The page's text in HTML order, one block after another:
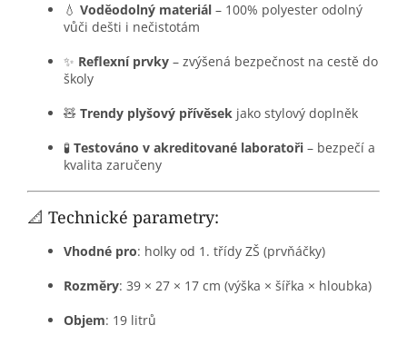
💧 Voděodolný materiál – 100% polyester odolný
vůči dešti i nečistotám
✨ Reflexní prvky – zvýšená bezpečnost na cestě do
školy
🧸 Trendy plyšový přívěsek jako stylový doplněk
🧪 Testováno v akreditované laboratoři – bezpečí a
kvalita zaručeny
📐 Technické parametry:
Vhodné pro: holky od 1. třídy ZŠ (prvňáčky)
Rozměry: 39 × 27 × 17 cm (výška × šířka × hloubka)
Objem: 19 litrů